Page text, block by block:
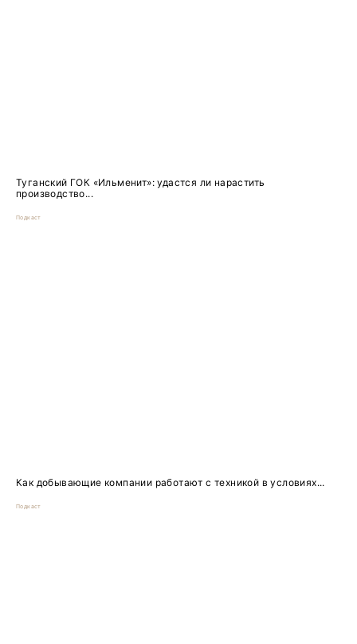
Туганский ГОК «Ильменит»: удастся ли нарастить
производство...
Подкаст
Как добывающие компании работают с техникой в условиях...
Подкаст